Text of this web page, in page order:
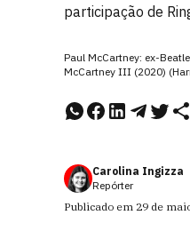
participação de
Paul McCartney: ex-
McCartney III (2020)
Carolina Ingizza
Repórter
Publicado em 29 de